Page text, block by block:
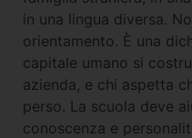
in una lingua diversa.
orientamento. È una
capitale umano si
azienda, e chi aspetta
perso. La scuola deve
conoscenza e